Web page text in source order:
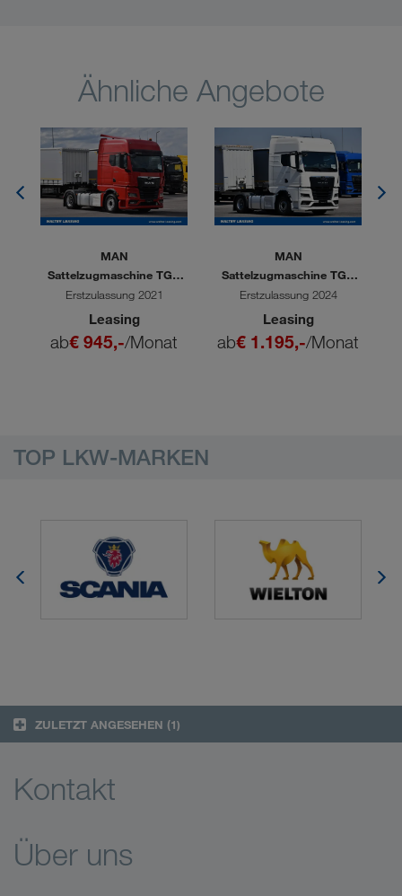
Ähnliche Angebote
MAN
Sattelzugmaschine TGX
18.470 4x2 BL SA
Erstzulassung 2021
Leasing
ab€ 945,-/Monat
MAN
Sattelzugmaschine TGX
18.520
Erstzulassung 2024
Leasing
ab€ 1.195,-/Monat
TOP LKW-MARKEN
ZULETZT ANGESEHEN (1)
Kontakt
Über uns